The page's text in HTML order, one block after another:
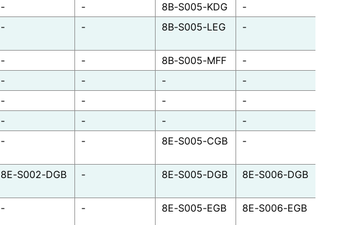
- - 8B-S005-KDG
-
- - 8B-S005-LEG -
- - 8B-S005-MFF
-
- - -
-
- - -
-
- - -
-
- - 8E-S005-CGB -
8E-S002-DGB - 8E-S005-DGB 8E-S006-DGB
- - 8E-S005-EGB 8E-S006-EGB